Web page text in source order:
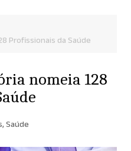
Profissionais da Saúde
nomeia 128
,Saúde